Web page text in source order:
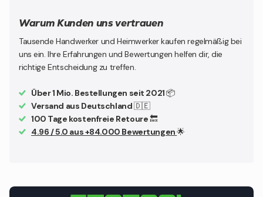
Warum Kunden uns vertrauen
Tausende Handwerker und Heimwerker kaufen regelmäßig bei
uns ein. Ihre Erfahrungen und Bewertungen helfen dir, die
richtige Entscheidung zu treffen.
Über 1 Mio. Bestellungen seit 2021📦
Versand aus Deutschland🇩🇪
100 Tage kostenfreie Retoure🔙
4.96 / 5.0 aus +84.000 Bewertungen🌟